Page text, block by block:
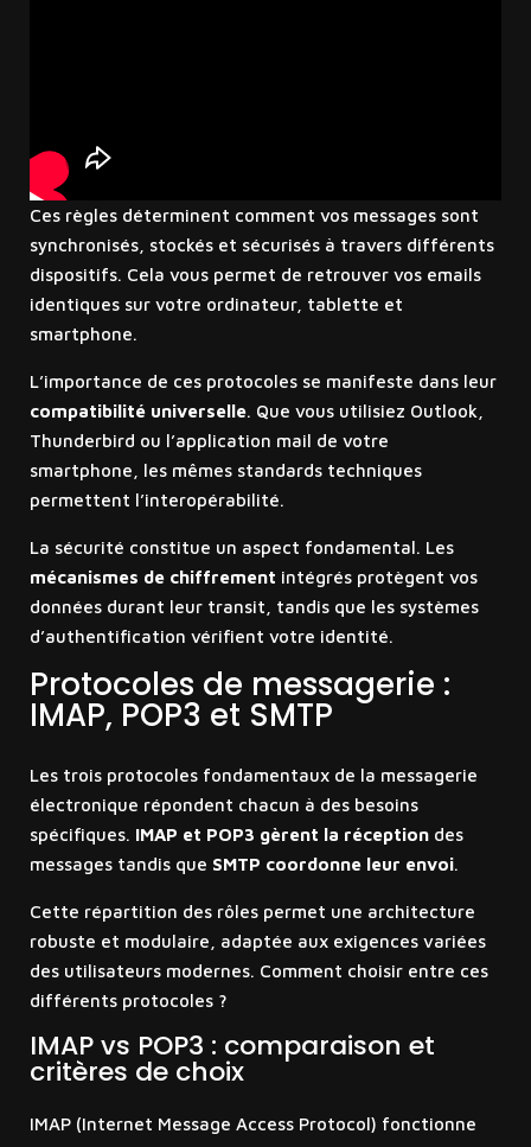
Ces règles déterminent comment vos messages sont
synchronisés, stockés et sécurisés à travers différents
dispositifs. Cela vous permet de retrouver vos emails
identiques sur votre ordinateur, tablette et
smartphone.
L’importance de ces protocoles se manifeste dans leur
compatibilité universelle. Que vous utilisiez Outlook,
Thunderbird ou l’application mail de votre
smartphone, les mêmes standards techniques
permettent l’interopérabilité.
La sécurité constitue un aspect fondamental. Les
mécanismes de chiffrement intégrés protègent vos
données durant leur transit, tandis que les systèmes
d’authentification vérifient votre identité.
Protocoles de messagerie :
IMAP, POP3 et SMTP
Les trois protocoles fondamentaux de la messagerie
électronique répondent chacun à des besoins
spécifiques. IMAP et POP3 gèrent la réceptiondes
messages tandis que SMTP coordonne leur envoi.
Cette répartition des rôles permet une architecture
robuste et modulaire, adaptée aux exigences variées
des utilisateurs modernes. Comment choisir entre ces
différents protocoles ?
IMAP vs POP3 : comparaison et
critères de choix
IMAP (Internet Message Access Protocol) fonctionne